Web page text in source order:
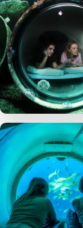
Sorteer Op
24